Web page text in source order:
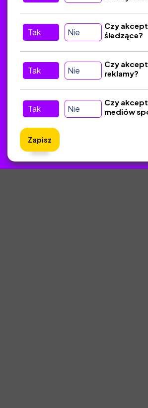
Kontakt
Tak Nie
Czy
śledzące?
Tak Nie
Czy
reklamy?
Tak Nie
Czy
mediów
Zapisz